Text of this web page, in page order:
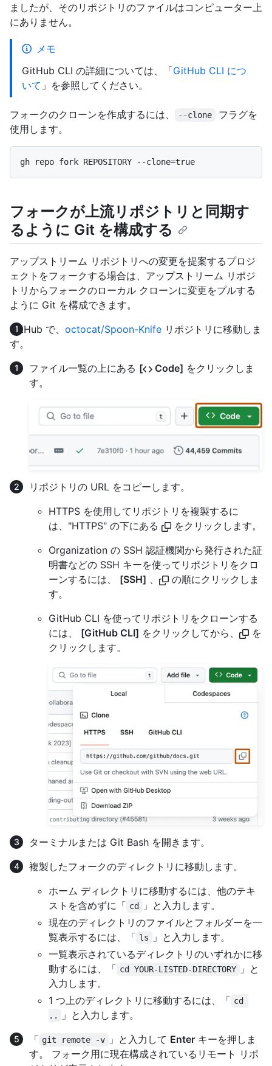
ましたが、そのリポジトリのファイルはコンピューター上
にありません。
メモ
GitHub CLI の詳細については、「GitHub CLI につ
いて 」を参照してください。
フォークのクローンを作成するには、 --clone
フラグを
使用します。
フォークが上流リポジトリと同期す
るように Git を構成する
アップストリーム リポジトリへの変更を提案するプロジ
ェクトをフォークする場合は、アップストリーム リポジ
トリからフォークのローカル クローンに変更をプルする
ように Git を構成できます。
GitHub で、 octocat/Spoon-Knife リポジトリに移動しま
す。
ファイル一覧の上にある [ Code] をクリックしま
す。
リポジトリの URL をコピーします。
HTTPS を使用してリポジトリを複製するに
は、"HTTPS" の下にある
をクリックします。
Organization の SSH 認証機関から発行された証
明書などの SSH キーを使ってリポジトリをクロ
ーンするには、 [SSH] 、
の順にクリックしま
す。
GitHub CLI を使ってリポジトリをクローンする
には、 [GitHub CLI] をクリックしてから、
を
クリックします。
ターミナルまたは Git Bash を開きます。
複製したフォークのディレクトリに移動します。
ホーム ディレクトリに移動するには、他のテキ
ストを含めずに「 cd
」と入力します。
現在のディレクトリのファイルとフォルダーを一
覧表示するには、「 ls
」と入力します。
一覧表示されているディレクトリのいずれかに移
動するには、「 cd YOUR-LISTED-DIRECTORY
」と
入力します。
1 つ上のディレクトリに移動するには、「 cd
..
」と入力します。
「 git remote -v 」と入力して Enterキーを押しま
す。 フォーク用に現在構成されているリモート リポ